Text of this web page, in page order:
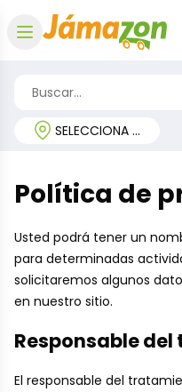
SELECCIONA TU
Política de
Usted podrá tener un
para determinadas
solicitaremos algunos
en nuestro sitio.
Responsable
El responsable del